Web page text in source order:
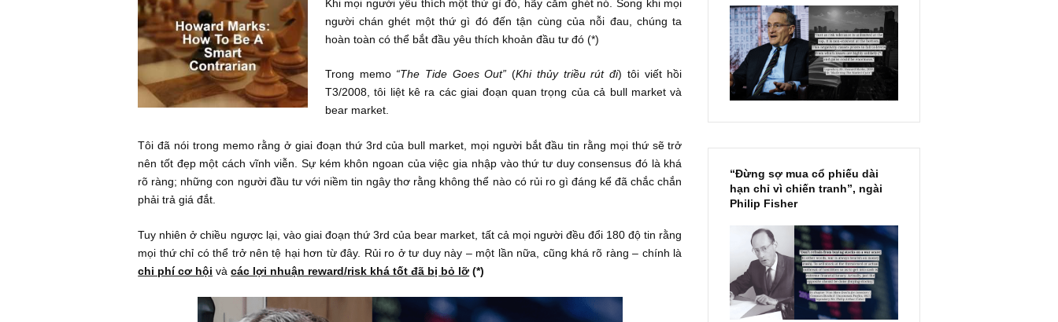
Tuy nhiên bây giờ tôi muốn lật đồng xu lại và đưa ra bài học của riêng mình:Khi mọi người hành xử với sự
tiêu cực đỉnh điểm bao nhiêu, hoàn toàn xứng đáng để chúng ta chấp nhận rủi ro và hành xử một
cách tích cực bấy nhiêu!
Khi mọi người yêu thích một thứ gì đó, hãy căm ghét nó. Song khi mọi
người chán ghét một thứ gì đó đến tận cùng của nỗi đau, chúng ta
hoàn toàn có thể bắt đầu yêu thích khoản đầu tư đó (*)
Trong memo“The Tide Goes Out” (Khi thủy triều rút đi ) tôi viết hồi
T3/2008, tôi liệt kê ra các giai đoạn quan trọng của cả bull market và
Tôi đã nói trong memo rằng ở giai đoạn thứ 3rd của bull market, mọi người bắt đầu tin rằng mọi thứ sẽ trở
nên tốt đẹp một cách vĩnh viễn. Sự kém khôn ngoan của việc gia nhập vào thứ tư duy consensus đó là khá
rõ ràng; những con người đầu tư với niềm tin ngây thơ rằng không thể nào có rủi ro gì đáng kể đã chắc chắn
Chu kỳ trong thái độ của đám
đông đối với rủi ro, Ngài
Howard Marks
“Đừng sợ mua cổ phiếu dài
hạn chỉ vì chiến tranh”, ngài